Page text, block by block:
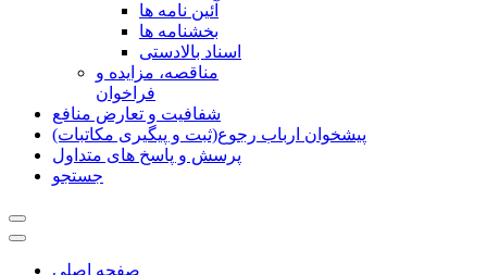
آئین نامه ها
بخشنامه ها
اسناد بالادستی
مناقصه، مزایده و
فراخوان
شفافیت و تعارض منافع
پیشخوان ارباب رجوع(ثبت و پیگیری مکاتبات)
پرسش و پاسخ های متداول
جستجو
صفحه اصلی